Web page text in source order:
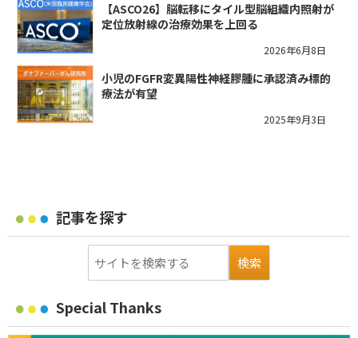
【ASCO26】脳転移にタイル型脳組織内照射が
定位放射線の治療効果を上回る
2026年6月8日
小児のFGFR変異陽性神経膠腫に承認済み標的
療法が有望
2025年9月3日
記事を探す
Special Thanks